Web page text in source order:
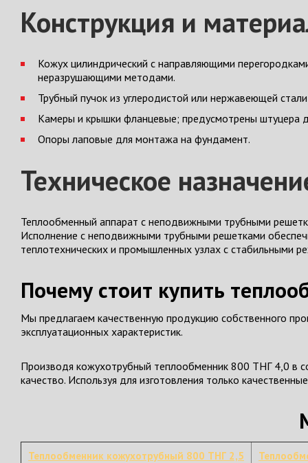
Конструкция и
Кожух цилиндрический с направляющими
неразрушающими методами.
Трубный пучок из углеродистой или нержавеющей
Камеры и крышки фланцевые; предусмотрены
Опоры лаповые для монтажа на фундамент.
Техническое
Теплообменный аппарат с неподвижными трубными
Исполнение с неподвижными трубными решетками
теплотехнических и промышленных узлах с стабильными
Почему стоит купить
Мы предлагаем качественную продукцию собственного
эксплуатационных характеристик.
Производя кожухотрубный теплообменник 800 ТНГ 4,0 в
качество. Используя для изготовления только
Теплообменник кожухотрубный 800 ТНГ 2,5